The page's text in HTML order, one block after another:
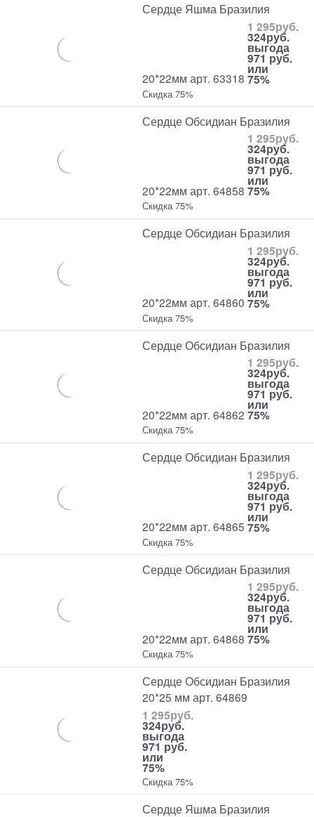
Сердце Яшма Бразилия
20*22мм арт. 63318
1 295руб.
324руб.
выгода
971 руб.
или
75%
Скидка 75%
Сердце Обсидиан Бразилия
20*22мм арт. 64858
1 295руб.
324руб.
выгода
971 руб.
или
75%
Скидка 75%
Сердце Обсидиан Бразилия
20*22мм арт. 64860
1 295руб.
324руб.
выгода
971 руб.
или
75%
Скидка 75%
Сердце Обсидиан Бразилия
20*22мм арт. 64862
1 295руб.
324руб.
выгода
971 руб.
или
75%
Скидка 75%
Сердце Обсидиан Бразилия
20*22мм арт. 64865
1 295руб.
324руб.
выгода
971 руб.
или
75%
Скидка 75%
Сердце Обсидиан Бразилия
20*22мм арт. 64868
1 295руб.
324руб.
выгода
971 руб.
или
75%
Скидка 75%
Сердце Обсидиан Бразилия
20*25 мм арт. 64869
1 295руб.
324руб.
выгода
971 руб.
или
75%
Скидка 75%
Сердце Яшма Бразилия